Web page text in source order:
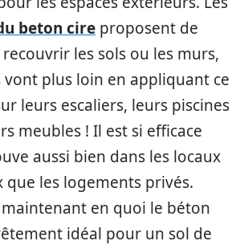
beton cire proposent de
les sols ou les murs,
vont plus loin en appliquant ce
leurs escaliers, leurs piscines
meubles ! Il est si efficace
aussi bien dans les locaux
que les logements privés.
en quoi le béton
idéal pour un sol de